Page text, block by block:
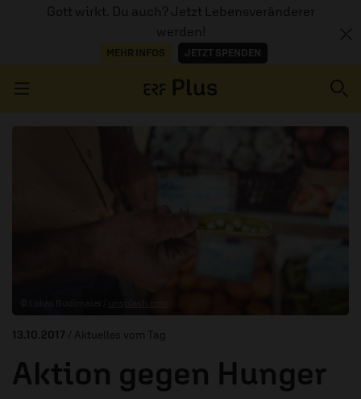
Gott wirkt. Du auch? Jetzt Lebensveränderer
werden!
MEHR INFOS JETZT SPENDEN
13.10.2017 / Aktuelles vom Tag
Aktion gegen Hunger